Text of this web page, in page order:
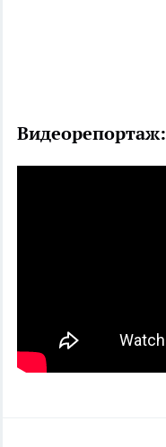
Видеорепортаж: